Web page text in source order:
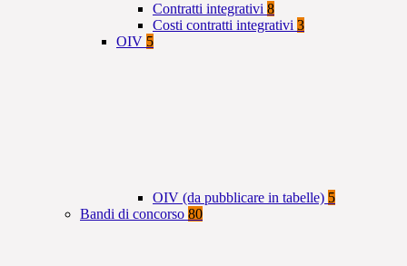
Contratti integrativi 8
Costi contratti integrativi 3
OIV 5
OIV (da pubblicare in tabelle) 5
Bandi di concorso 80